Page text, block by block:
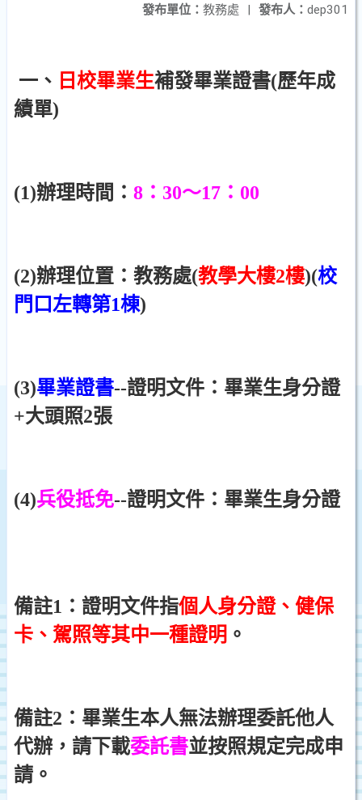
發布人： dep301
發布單位： 教務處 |
一、 日校畢業生補發畢業證書(歷年成
績單)
(1)辦理時間： 8：30～17：00
(2)辦理位置：教務處(教學大樓2樓)(校
門口左轉第1棟)
(3)畢業證書--證明文件：畢業生身分證
+大頭照2張
(4)兵役抵免--證明文件：畢業生身分證
備註1：證明文件指個人身分證、健保
卡、駕照等其中一種證明 。
備註2：畢業生本人無法辦理委託他人
代辦，請下載委託書並按照規定完成申
請。